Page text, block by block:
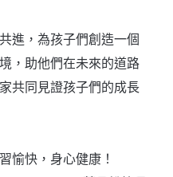
進，為孩子們創造一個
，助他們在未來的道路
共同見證孩子們的成長
愉快，身心健康！